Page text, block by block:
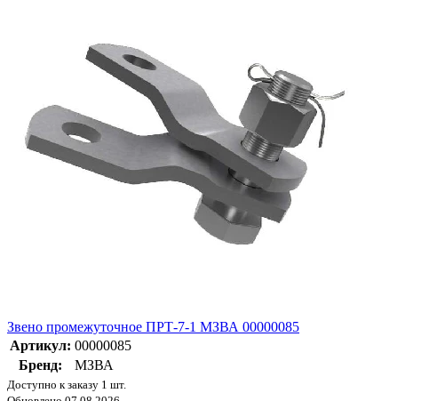
Звено промежуточное ПРТ-7-1 МЗВА 00000085
Артикул: 00000085
Бренд:
МЗВА
Доступно к заказу 1 шт.